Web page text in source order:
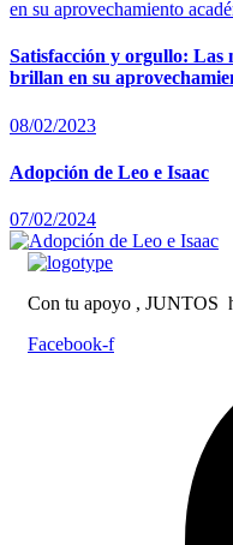
Satisfacción y orgullo: Las
brillan en su
08/02/2023
Adopción de Leo e Isaac
07/02/2024
Con tu apoyo , JUNTOS
Facebook-f